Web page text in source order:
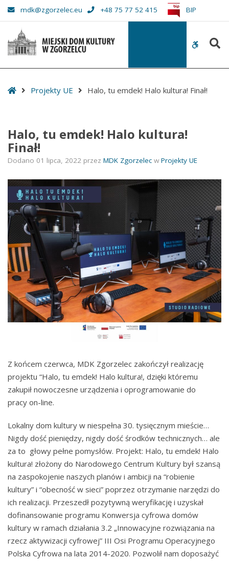
Halo,
emdek!
Halo
kultura!
mdk@zgorzelec.eu +48 75 77 52 415 BIP
WCAG
StartProjekty UE Halo, tu emdek! Halo kultura! Finał!
Halo, tu emdek! Halo kultura!
Finał!
Dodano 01 lipca, 2022 przez MDK Zgorzelec w Projekty UE
Z końcem czerwca, MDK Zgorzelec zakończył realizację
projektu “Halo, tu emdek! Halo kultura!, dzięki któremu
zakupił nowoczesne urządzenia i oprogramowanie do
pracy on-line.
Lokalny dom kultury w niespełna 30. tysięcznym mieście…
Nigdy dość pieniędzy, nigdy dość środków technicznych… ale
za to głowy pełne pomysłów. Projekt: Halo, tu emdek! Halo
kultura! złożony do Narodowego Centrum Kultury był szansą
na zaspokojenie naszych planów i ambicji na “robienie
kultury” i “obecność w sieci” poprzez otrzymanie narzędzi do
ich realizacji. Przeszedł pozytywną weryfikację i uzyskał
dofinansowanie programu Konwersja cyfrowa domów
kultury w ramach działania 3.2 „Innowacyjne rozwiązania na
rzecz aktywizacji cyfrowej” III Osi Programu Operacyjnego
Polska Cyfrowa na lata 2014-2020. Pozwolił nam doposażyć